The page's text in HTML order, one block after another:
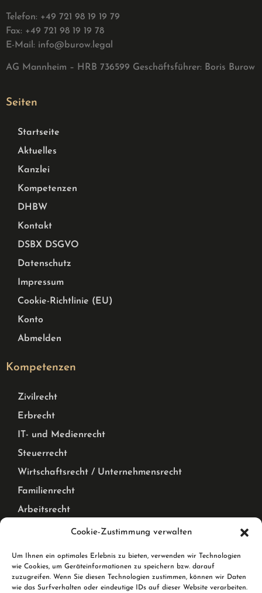
Cookie-Zustimmung verwalten
Um Ihnen ein optimales Erlebnis zu bieten, verwenden wir Technologien
wie Cookies, um Geräteinformationen zu speichern bzw. darauf
zuzugreifen. Wenn Sie diesen Technologien zustimmen, können wir Daten
wie das Surfverhalten oder eindeutige IDs auf dieser Website verarbeiten.
Telefon: +49 721 98 19 19 79
Fax: +49 721 98 19 19 78
E-Mail: info@burow.legal
AG Mannheim – HRB 736599 Geschäftsführer: Boris Burow
Seiten
Startseite
Aktuelles
Kanzlei
Kompetenzen
DHBW
Kontakt
DSBX DSGVO
Datenschutz
Impressum
Cookie-Richtlinie (EU)
Konto
Abmelden
Kompetenzen
Zivilrecht
Erbrecht
IT- und Medienrecht
Steuerrecht
Wirtschaftsrecht / Unternehmensrecht
Familienrecht
Arbeitsrecht
Mietrecht Privat und Gewerblich, WEG Recht
Karlsruhe & Rheinstetten